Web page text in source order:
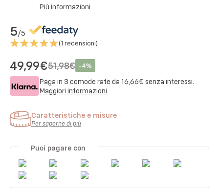
Più informazioni
5/5
(1 recensioni)
49,99€51,98€ -4%
Paga in 3 comode rate da 16,66€ senza interessi.
Maggiori informazioni
Caratteristiche e misure
Per saperne di più
Puoi pagare con